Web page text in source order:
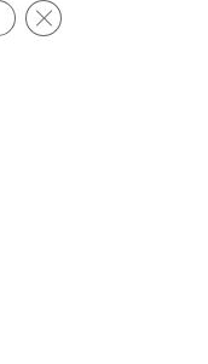
Cerrar el banner de